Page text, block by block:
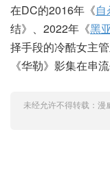
在DC的2016年《自
结》、2022年《黑
择手段的冷酷女主
《华勒》影集在串
未经允许不得转载： 漫